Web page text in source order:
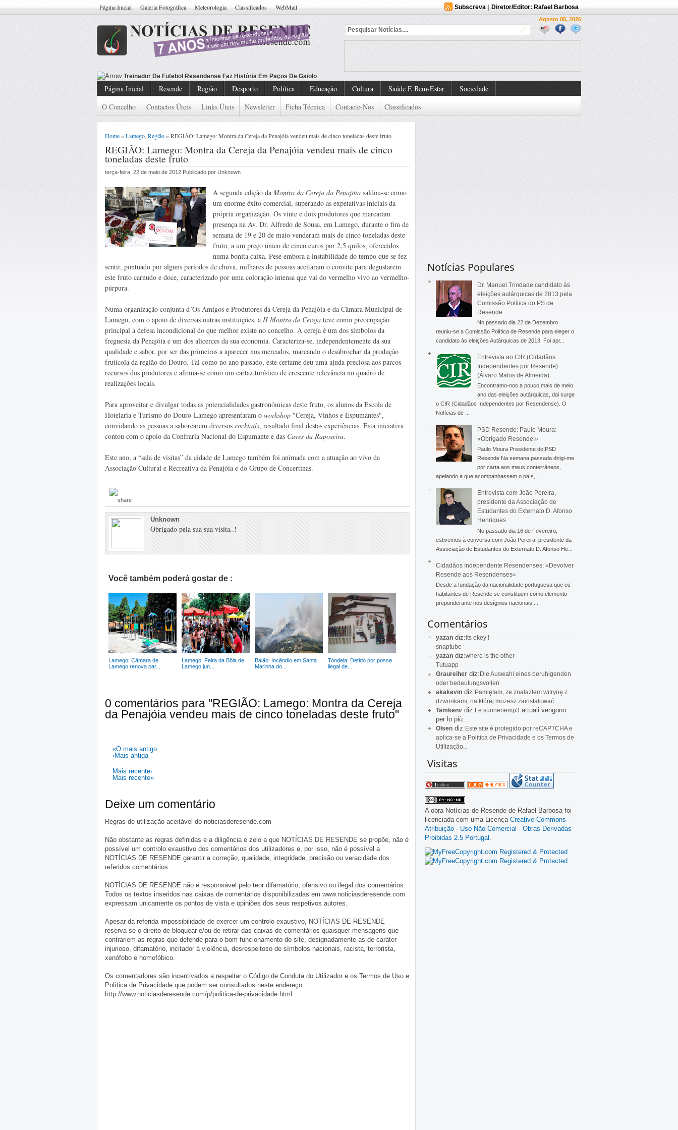
Página Inicial Galeria Fotográfica Meteorologia Classificados WebMail Subscreva| Diretor/Editor: Rafael Barbosa
Agosto 05, 2026
Treinador De Futebol Resendense Faz História Em Paços De Gaiolo
Página Inicial Resende Região Desporto Política Educação Cultura Saúde E Bem-Estar
Sociedade
O Concelho
Contactos Úteis Links Úteis Newsletter Ficha Técnica Contacte-Nos Classificados
Home»Lamego Região» REGIÃO: Lamego: Montra da Cereja da Penajóia vendeu mais de cinco toneladas deste fruto
REGIÃO: Lamego: Montra da Cereja da Penajóia vendeu mais de cinco
toneladas deste fruto
terça-feira, 22 de maio de 2012 Publicado por Unknown
A segunda edição da Montra da Cereja da Penajóia saldou-se como
um enorme êxito comercial, superando as expetativas iniciais da
própria organização. Os vinte e dois produtores que marcaram
presença na Av. Dr. Alfredo de Sousa, em Lamego, durante o fim de
semana de 19 e 20 de maio venderam mais de cinco toneladas deste
fruto, a um preço único de cinco euros por 2,5 quilos, oferecidos
numa bonita caixa. Pese embora a instabilidade do tempo que se fez
sentir, pontuado por alguns períodos de chuva, milhares de pessoas aceitaram o convite para degustarem
este fruto carnudo e doce, caracterizado por uma coloração intensa que vai do vermelho vivo ao vermelho-
púrpura.
Numa organização conjunta d´Os Amigos e Produtores da Cereja da Penajóia e da Câmara Municipal de
Lamego, com o apoio de diversas outras instituições, a II Montra da Cereja teve como preocupação
principal a defesa incondicional do que melhor existe no concelho. A cereja é um dos símbolos da
freguesia da Penajóia e um dos alicerces da sua economia. Caracteriza-se, independentemente da sua
qualidade e sabor, por ser das primeiras a aparecer nos mercados, marcando o desabrochar da produção
frutícola da região do Douro. Tal como no ano passado, este certame deu uma ajuda preciosa aos parcos
recursos dos produtores e afirma-se como um cartaz turístico de crescente relevância no quadro de
realizações locais.
Para aproveitar e divulgar todas as potencialidades gastronómicas deste fruto, os alunos da Escola de
Hotelaria e Turismo do Douro-Lamego apresentaram o workshop "Cereja, Vinhos e Espumantes",
convidando as pessoas a saborearem diversos cocktails, resultado final destas experiências. Esta iniciativa
contou com o apoio da Confraria Nacional do Espumante e das Caves da Raposeira.
Este ano, a “sala de visitas” da cidade de Lamego também foi animada com a atuação ao vivo da
Associação Cultural e Recreativa da Penajóia e do Grupo de Concertinas.
Unknown
Obrigado pela sua sua visita..!
Você também poderá gostar de :
Lamego: Câmara de
Lamego renova par...
Lamego: Feira da Bôla de
Lamego jun...
Baião: Incêndio em Santa
Marinha do...
Tondela: Detido por posse
ilegal de...
0 comentários para "REGIÃO: Lamego: Montra da Cereja
da Penajóia vendeu mais de cinco toneladas deste fruto"
«O mais antigo
‹Mais antiga
Mais recente›
Mais recente»
Deixe um comentário
Regras de utilização aceitável do noticiasderesende.com
Não obstante as regras definidas e a diligência e zelo a que NOTÍCIAS DE RESENDE se propõe, não é
possível um controlo exaustivo dos comentários dos utilizadores e, por isso, não é possível a
NOTÍCIAS DE RESENDE garantir a correção, qualidade, integridade, precisão ou veracidade dos
referidos comentários.
NOTÍCIAS DE RESENDE não é responsável pelo teor difamatório, ofensivo ou ilegal dos comentários.
Todos os textos inseridos nas caixas de comentários disponibilizadas em www.noticiasderesende.com
expressam unicamente os pontos de vista e opiniões dos seus respetivos autores.
Apesar da referida impossibilidade de exercer um controlo exaustivo, NOTÍCIAS DE RESENDE
reserva-se o direito de bloquear e/ou de retirar das caixas de comentários quaisquer mensagens que
contrariem as regras que defende para o bom funcionamento do site, designadamente as de caráter
injurioso, difamatório, incitador à violência, desrespeitoso de símbolos nacionais, racista, terrorista,
xenófobo e homofóbico.
Os comentadores são incentivados a respeitar o Código de Conduta do Utilizador e os Termos de Uso e
Política de Privacidade que podem ser consultados neste endereço:
http://www.noticiasderesende.com/p/politica-de-privacidade.html
Notícias Populares
Dr. Manuel Trindade candidato às
eleições autárquicas de 2013 pela
Comissão Política do PS de
Resende
No passado dia 22 de Dezembro
reuniu-se a Comissão Política de Resende para eleger o
candidato às eleições Autárquicas de 2013. Foi apr...
Entrevista ao CIR (Cidadãos
Independentes por Resende)
(Álvaro Matos de Almeida)
Encontramo-nos a pouco mais de meio
ano das eleições autárquicas, dai surge
o CIR (Cidadãos Independentes por Resendense). O
Notícias de ...
PSD Resende: Paulo Moura:
«Obrigado Resende!»
Paulo Moura Presidente do PSD
Resende Na semana passada dirigi-me
por carta aos meus conterrâneos,
apelando a que acompanhassem o país, ...
Entrevista com João Pereira,
presidente da Associação de
Estudantes do Externato D. Afonso
Henriques
No passado dia 16 de Fevereiro,
estivemos à conversa com João Pereira, presidente da
Associação de Estudantes do Externato D. Afonso He...
Cidadãos Independente Resendenses: «Devolver
Resende aos Resendenses»
Desde a fundação da nacionalidade portuguesa que os
habitantes de Resende se constituem como elemento
preponderante nos desígnios nacionais ...
Comentários
yazan diz:its okey !
snaptube
yazan diz:where is the other
Tutuapp
Graureiher diz:Die Auswahl eines beruhigenden
oder bedeutungsvollen
akakevin diz:Pamiętam, że znalazłem witrynę z
dzwonkami, na której możesz zainstalować
Tamkenv diz:Le suoneriemp3 attuali vengono
per lo più...
Olsen diz:Este site é protegido por reCAPTCHA e
aplica-se a Política de Privacidade e os Termos de
Utilização...
Visitas
A obra Notícias de Resende de Rafael Barbosa foi
licenciada com uma Licença Creative Commons -
Atribuição - Uso Não-Comercial - Obras Derivadas
Proibidas 2.5 Portugal